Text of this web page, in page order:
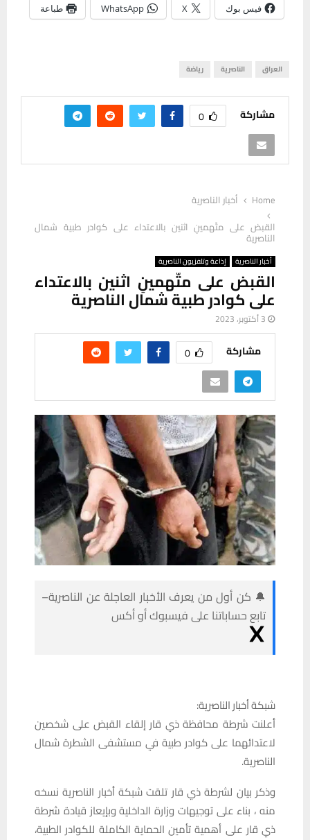
فيس بوك X
WhatsApp طباعة
العراق الناصرية رياضة
مشاركة 0
Home
أخبار الناصرية
القبض على متّهمينِ اثنين بالاعتداء على كوادر طبية شمال
الناصرية
أخبار الناصرية إذاعة وتلفزيون الناصرية
القبض على متّهمينِ اثنين بالاعتداء
على كوادر طبية شمال الناصرية
3 أكتوبر، 2023
مشاركة 0
🔔 كن أول من يعرف الأخبار العاجلة عن الناصرية–
تابع حساباتنا على فيسبوك أو أكس
شبكة أخبار الناصرية:
أعلنت شرطة محافظة ذي قار إلقاء القبض على شخصين
لاعتدائهما على كوادر طبية في مستشفى الشطرة شمال
الناصرية.
وذكر بيان لشرطة ذي قار تلقت شبكة أخبار الناصرية نسخه
منه ، بناء على توجيهات وزارة الداخلية وبإيعاز قيادة شرطة
ذي قار على أهمية تأمين الحماية الكاملة للكوادر الطبية،